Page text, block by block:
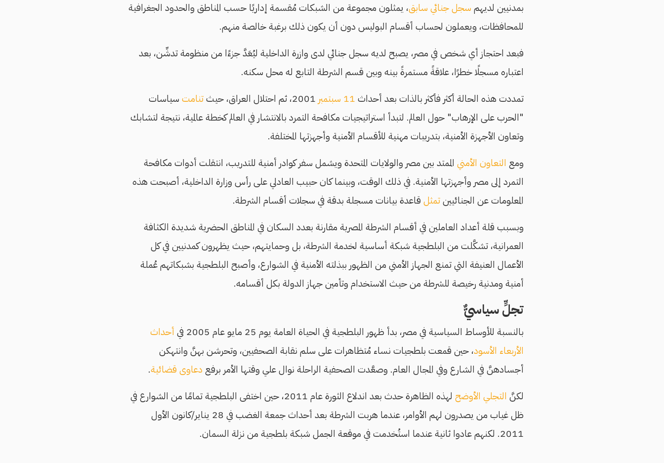
بمدنيين لديهم سجل جنائي سابق، يمثلون مجموعة من الشبكات مُقسمة إداريًا حسب المناطق والحدود الجغرافية
للمحافظات، ويعملون لحساب أقسام البوليس دون أن يكون ذلك برغبة خالصة منهم.
فبعد احتجاز أي شخص في مصر، يصبح لديه سجل جنائي لدى وازرة الداخلية ليُعَدَّ جزءًا من منظومة تدشِّن، بعد
اعتباره مسجلًا خطرًا، علاقةً مستمرةً بينه وبين قسم الشرطة التابع له محل سكنه.
تمددت هذه الحالة أكثر فأكثر بالذات بعد أحداث 11 سبتمبر 2001، ثم احتلال العراق، حيث تنامتسياسات
"الحرب على الإرهاب" حول العالم. لتبدأ استراتيجيات مكافحة التمرد بالانتشار في العالم كخطة عالمية، نتيجة لتشابك
وتعاون الأجهزة الأمنية، بتدريبات مهنية للأقسام الأمنية وأجهزتها المختلفة.
ومع التعاون الأمنيالممتد بين مصر والولايات المتحدة ويشمل سفر كوادر أمنية للتدريب، انتقلت أدوات مكافحة
التمرد إلى مصر وأجهزتها الأمنية. في ذلك الوقت، وبينما كان حبيب العادلي على رأس وزارة الداخلية، أصبحت هذه
المعلومات عن الجنائيينتمثلقاعدة بيانات مسجلة بدقة في سجلات أقسام الشرطة.
وبسبب قلة أعداد العاملين في أقسام الشرطة المصرية مقارنة بعدد السكان في المناطق الحضرية شديدة الكثافة
العمرانية، تشكَّلت من البلطجية شبكة أساسية لخدمة الشرطة، بل وحمايتهم، حيث يظهرون كمدنيين في كل
الأعمال العنيفة التي تمنع الجهاز الأمني من الظهور ببذلته الأمنية في الشوارع، وأصبح البلطجية بشبكاتهم عُملة
أمنية ومدنية رخيصة للشرطة من حيث الاستخدام وتأمين جهاز الدولة بكل أقسامه.
تجلٍّ سياسيٌّ
بالنسبة للأوساط السياسية في مصر، بدأ ظهور البلطجية في الحياة العامة يوم 25 مايو عام 2005 في
أحداث
الأربعاء الأسود، حين قمعت بلطجيات نساء مُتظاهرات على سلم نقابة الصحفيين، وتحرشن بهنَّ وانتهكن
أجسادهنَّ في الشارع وفي المجال العام. وصعَّدت الصحفية الراحلة نوال علي وقتها الأمر برفع دعاوى قضائية.
لكنَّ التجلي الأوضح
لهذه الظاهرة حدث بعد اندلاع الثورة عام 2011، حين اختفى البلطجية تمامًا من الشوارع في
ظل غياب من يصدرون لهم الأوامر، عندما هربت الشرطة بعد أحداث جمعة الغضب في 28 يناير/كانون الأول
2011. لكنهم عادوا ثانية عندما استُخدمت في موقعة الجمل شبكة بلطجية من نزلة السمان.